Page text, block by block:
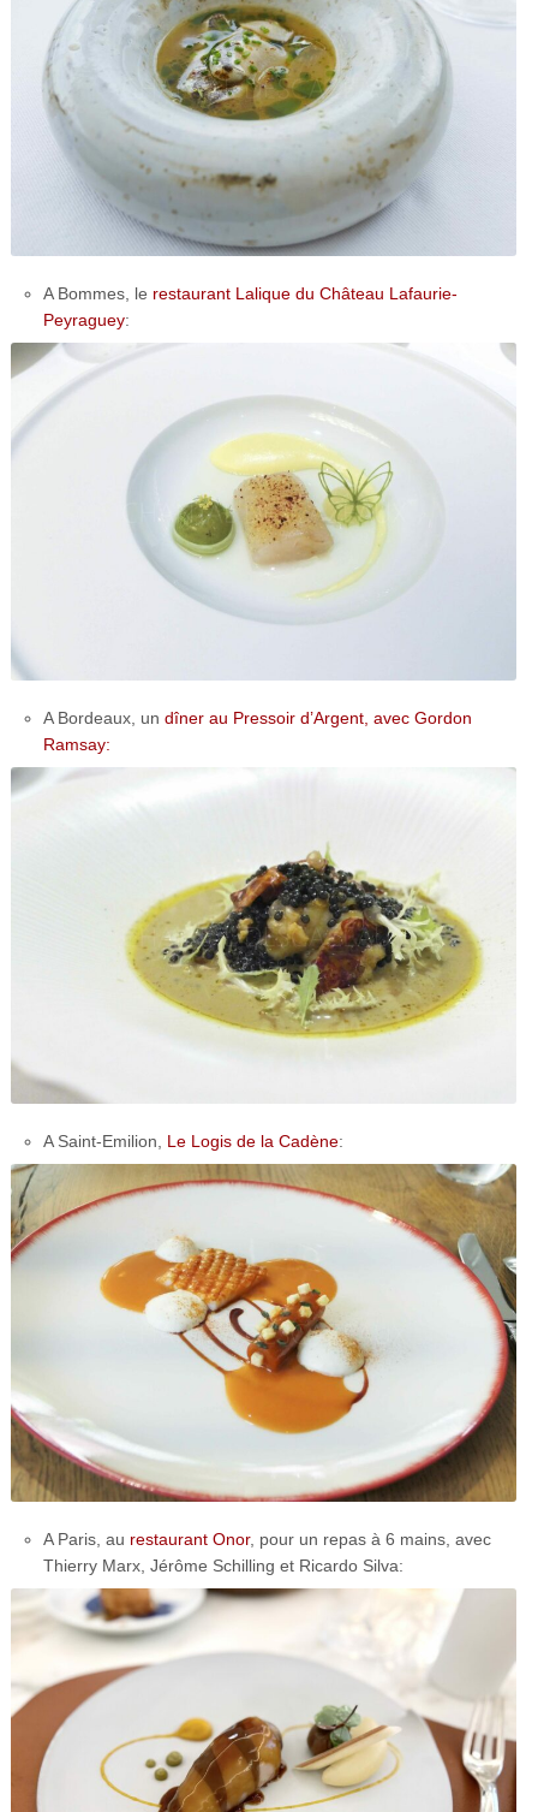
A Bommes, le restaurant Lalique du Château Lafaurie-
Peyraguey:
A Bordeaux, un dîner au Pressoir d’Argent, avec Gordon
Ramsay:
A Saint-Emilion, Le Logis de la Cadène:
A Paris, au restaurant Onor, pour un repas à 6 mains, avec
Thierry Marx, Jérôme Schilling et Ricardo Silva: